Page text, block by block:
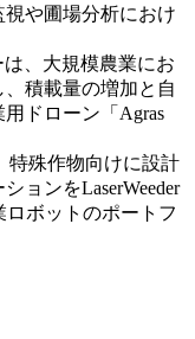
や圃場分析におけ
、大規模農業にお
積載量の増加と自
ドローン「Agras
特殊作物向けに設計
ョンをLaserWeeder
ボットのポートフ